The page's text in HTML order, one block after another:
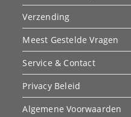
Verzending
Meest Gestelde Vragen
Service & Contact
Privacy Beleid
Algemene Voorwaarden